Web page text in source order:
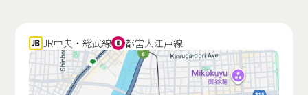
JR中央・総武線 都営大江戸線